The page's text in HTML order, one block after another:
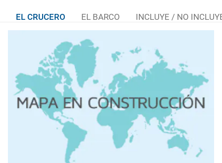
EL CRUCERO EL BARCO INCLUYE / NO